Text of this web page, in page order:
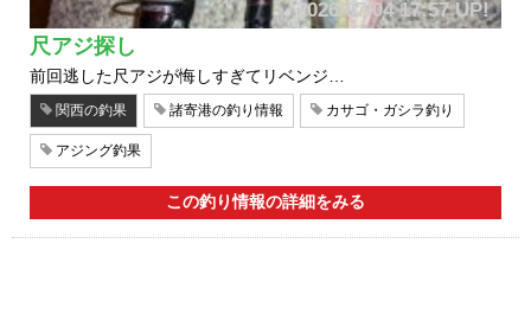
2026/07/04 17:57 UP!
尺アジ探し
前回逃した尺アジが悔しすぎてリベンジ…
関西の釣果 諸寄港の釣り情報 カサゴ・ガシラ釣り
アジング釣果
この釣り情報の詳細をみる